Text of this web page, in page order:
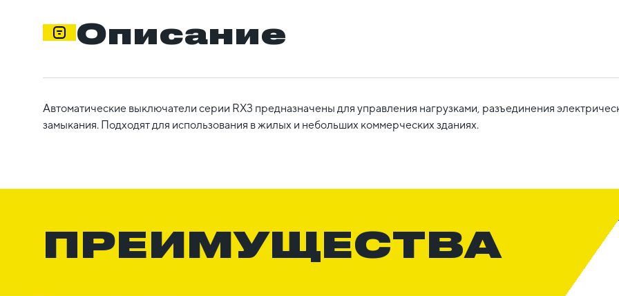
Описание
Автоматические выключатели серии RX3 предназначены для управления нагрузками, разъединения
замыкания. Подходят для использования в жилых и небольших коммерческих зданиях.
ПРЕИМУЩЕСТВА